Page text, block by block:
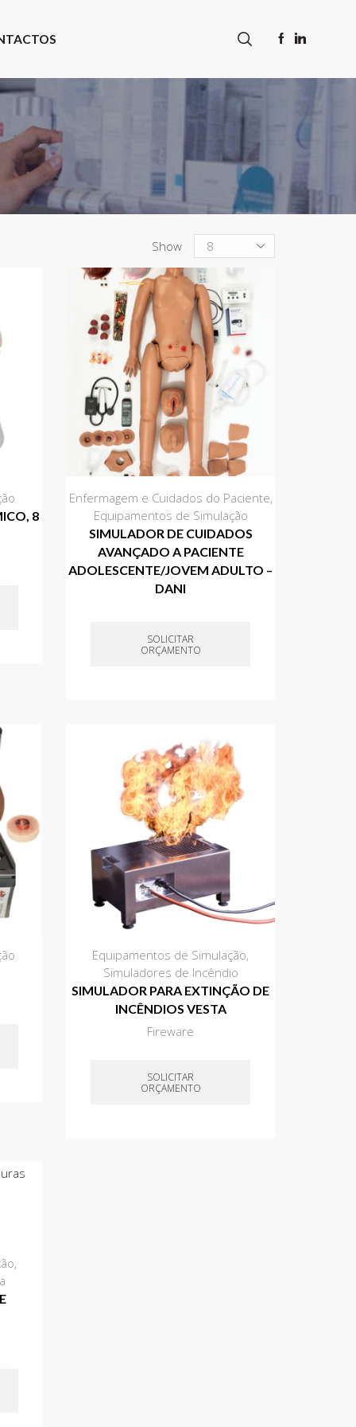
Show
Produtos
por
página
8
Enfermagem e Cuidados do Paciente,
Equipamentos de Simulação
SIMULADOR DE CUIDADOS
AVANÇADO A PACIENTE
ADOLESCENTE/JOVEM ADULTO –
DANI
SOLICITAR
ORÇAMENTO
Equipamentos de Simulação,
Simuladores de Incêndio
SIMULADOR PARA EXTINÇÃO DE
INCÊNDIOS VESTA
Fireware
SOLICITAR
ORÇAMENTO
,